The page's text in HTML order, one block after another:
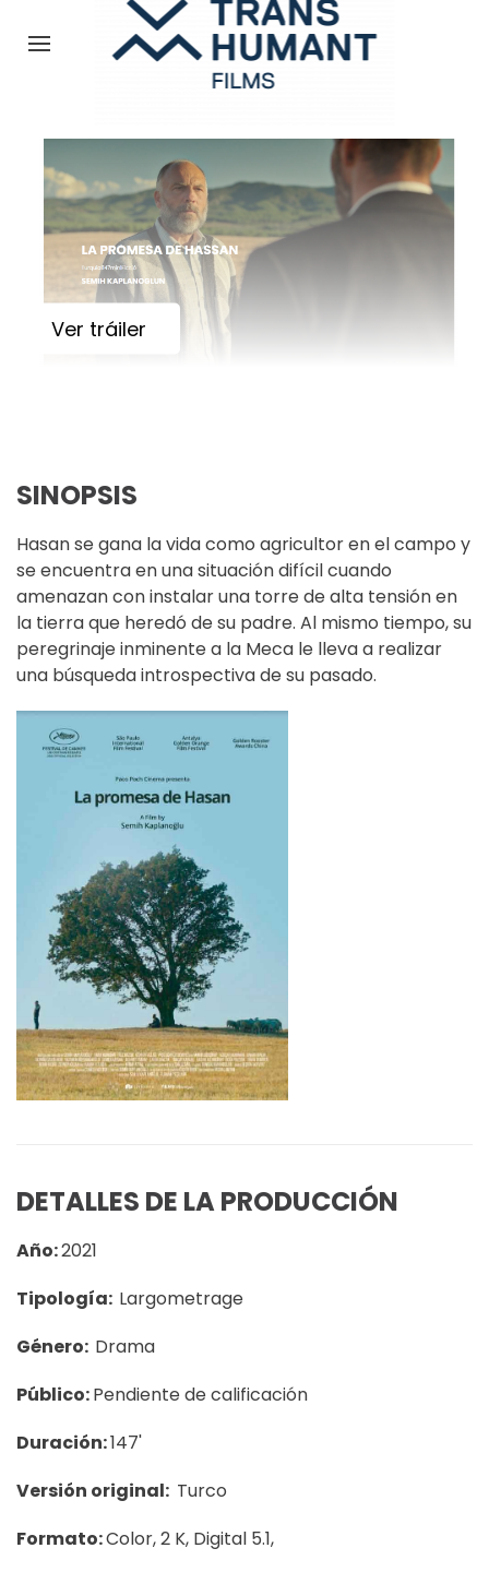
Ver tráiler
SINOPSIS
Hasan se gana la vida como agricultor en el campo y
se encuentra en una situación difícil cuando
amenazan con instalar una torre de alta tensión en
la tierra que heredó de su padre. Al mismo tiempo, su
peregrinaje inminente a la Meca le lleva a realizar
una búsqueda introspectiva de su pasado.
DETALLES DE LA PRODUCCIÓN
Año:2021
Tipología: Largometrage
Género: Drama
Público:Pendiente de calificación
Duración:147'
Versión original: Turco
Formato:Color, 2 K, Digital 5.1,